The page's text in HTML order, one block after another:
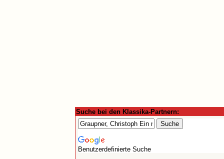
Suche bei den Klassika-Partnern:
Benutzerdefinierte Suche